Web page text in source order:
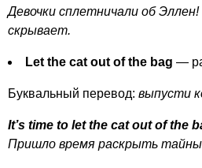
Девочки сплетничали об
скрывает.
Let the cat out of the bag —
Буквальный перевод: выпусти
It’s time to let the cat out of the
Пришло время раскрыть тайны.